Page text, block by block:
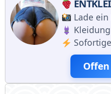
Lade
Offen